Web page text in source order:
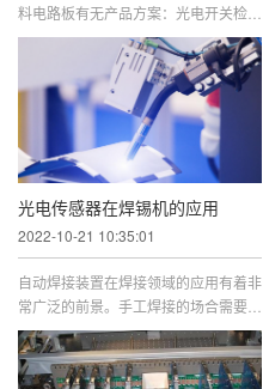
料电路板有无产品方案：光电开关检测
电路板到位点胶产品方案：光纤放大器
+同轴光纤点胶后检测电路板有 ...
光电传感器在焊锡机的应用
2022-10-21 10:35:01
自动焊接装置在焊接领域的应用有着非
常广泛的前景。手工焊接的场合需要依
靠操作人员的眼和手配合来完成跟踪焊
锋，进而催生了对焊接自动跟踪 ...